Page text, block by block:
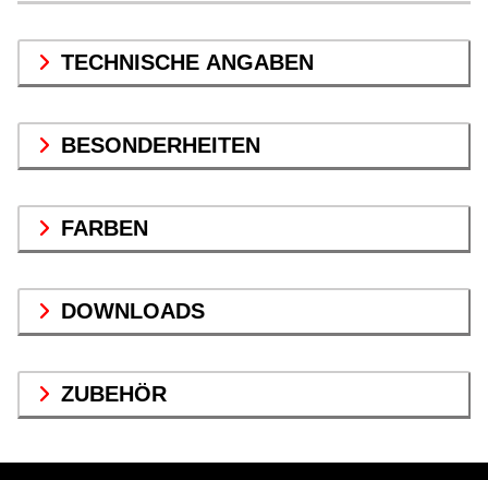
TECHNISCHE ANGABEN
BESONDERHEITEN
FARBEN
DOWNLOADS
ZUBEHÖR